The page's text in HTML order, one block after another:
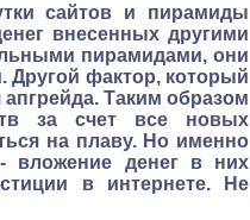
сайтов и пирамиды
внесенных другими
пирамидами, они
Другой фактор, который
Таким образом
за счет все новых
на плаву. Но именно
вложение денег в них
в интернете. Не